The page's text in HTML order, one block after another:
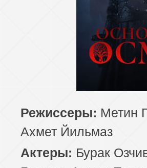
74 серия
78 серия
82 серия
Режиссеры: Метин
Ахмет Йильмаз
Актеры: Бурак